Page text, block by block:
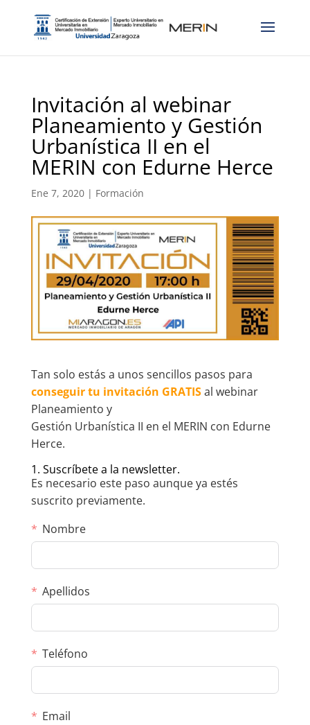
Invitación al webinar
Planeamiento y Gestión
Urbanística II en el
MERIN con Edurne Herce
Ene 7, 2020| Formación
Tan solo estás a unos sencillos pasos para
conseguir tu invitación GRATISal webinar
Planeamiento y
Gestión Urbanística II en el MERIN con Edurne
Herce.
1. Suscríbete a la newsletter.
Es necesario este paso aunque ya estés
suscrito previamente.
Nombre
Apellidos
Teléfono
Email